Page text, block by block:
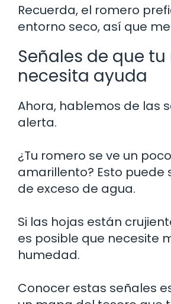
Recuerda, el romero
entorno seco, así que
Señales de que
necesita ayuda
Ahora, hablemos de las
alerta.
¿Tu romero se ve un poco
amarillento? Esto puede
de exceso de agua.
Si las hojas están
es posible que necesite
humedad.
Conocer estas señales